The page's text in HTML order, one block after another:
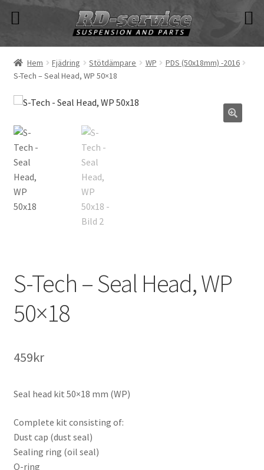
navigering
innehåll
Hem Fjädring Stötdämpare WP
PDS (50x18mm) -2016
S-Tech – Seal Head, WP 50×18
S-Tech – Seal Head, WP
50×18
459kr
Seal head kit 50×18 mm (WP)
Complete kit consisting of:
Dust cap (dust seal)
Sealing ring (oil seal)
O-ring